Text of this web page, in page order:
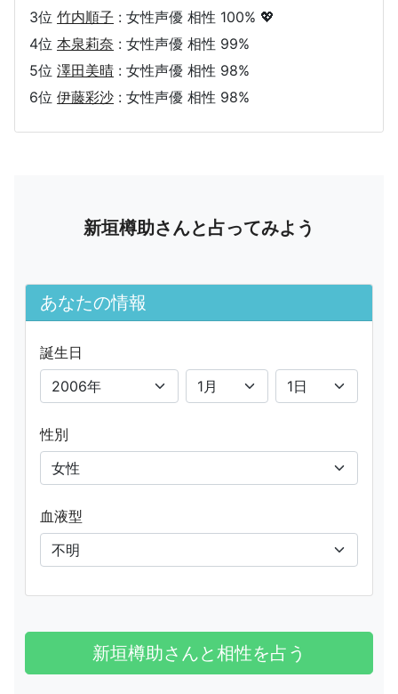
3位 竹内順子 : 女性声優 相性 100% 💖
4位 本泉莉奈 : 女性声優 相性 99%
5位 澤田美晴 : 女性声優 相性 98%
6位 伊藤彩沙 : 女性声優 相性 98%
新垣樽助さんと占ってみよう
あなたの情報
誕生日
性別
血液型